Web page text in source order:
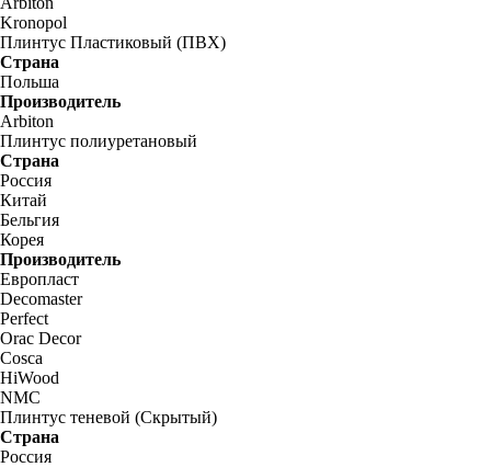
Kronopol
Плинтус Пластиковый (ПВХ)
Страна
Польша
Производитель
Arbiton
Плинтус полиуретановый
Страна
Россия
Китай
Бельгия
Корея
Производитель
Европласт
Decomaster
Perfect
Orac Decor
Cosca
HiWood
NMC
Плинтус теневой (Скрытый)
Страна
Россия